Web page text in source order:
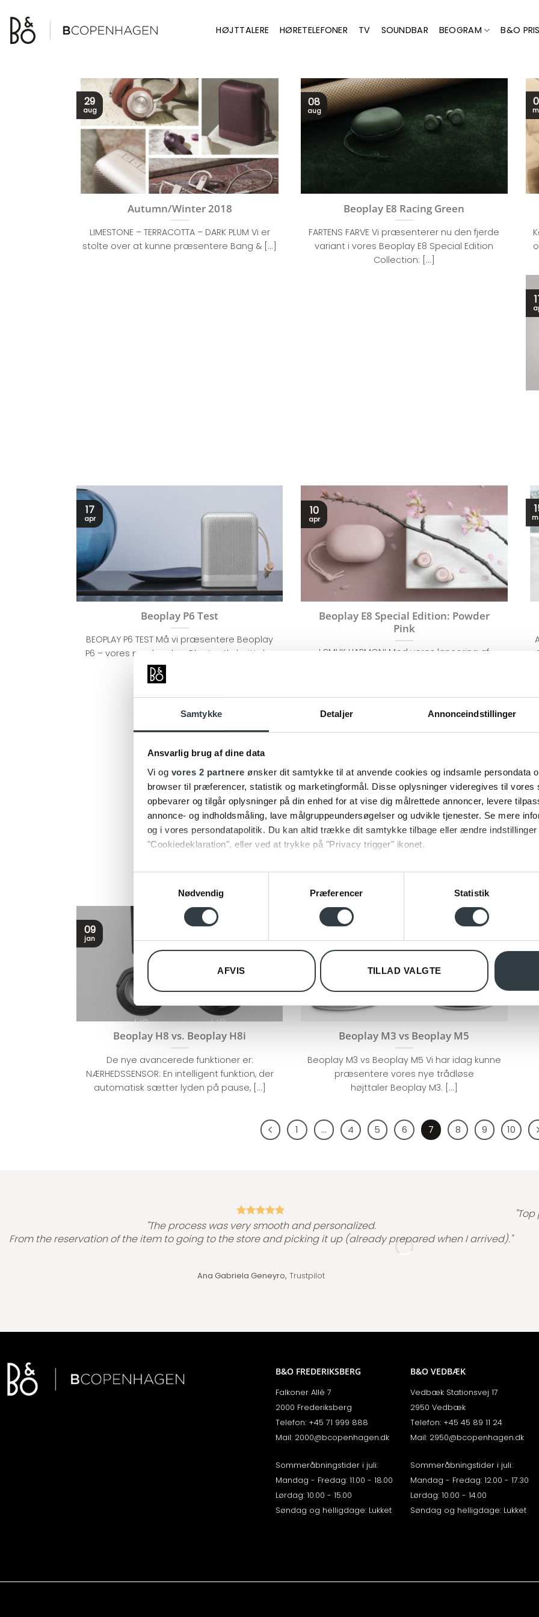
Samtykke Detaljer Annonceindstillinger
Ansvarlig brug af dine data
Vi og vores 2 partnere ønsker dit samtykke til at anvende cookies og indsamle persondata
browser til præferencer, statistik og marketingformål. Disse oplysninger videregives til vores
opbevarer og tilgår oplysninger på din enhed for at vise dig målrettede annoncer, levere
annonce- og indholdsmåling, lave målgruppeundersøgelser og udvikle tjenester. Se mere
og i vores persondatapolitik. Du kan altid trække dit samtykke tilbage eller ændre indstillinger
"Cookiedeklaration", eller ved at trykke på "Privacy trigger" ikonet.
Dine valg anvendes på hele websitet.
vores trafik. Vi deler også oplysninger om din brug af vores hjemmeside med vores partnere
Nødvendig
Præferencer Statistik
AFVIS TILLAD VALGTE
indhold
HØJTTALERE HØRETELEFONER TV SOUNDBAR BEOGRAM B&O
Autumn/Winter 2018
LIMESTONE – TERRACOTTA – DARK PLUM Vi er
stolte over at kunne præsentere Bang & [...]
29
aug
Beoplay E8 Racing Green
FARTENS FARVE Vi præsenterer nu den fjerde
variant i vores Beoplay E8 Special Edition
Collection: [...]
08
aug
Beoplay P6 Test
BEOPLAY P6 TEST Må vi præsentere Beoplay
P6 – vores nye, bærbar Bluetooth-højttaler
med stor og [...]
17
apr
Beoplay E8 Special Edition: Powder
Pink
I SMUK HARMONI Med vores lancering af
10
apr
Beoplay H8 vs. Beoplay H8i
De nye avancerede funktioner er:
NÆRHEDSSENSOR: En intelligent funktion, der
automatisk sætter lyden på pause, [...]
09
jan
Beoplay M3 vs Beoplay M5
Beoplay M3 vs Beoplay M5 Vi har idag kunne
præsentere vores nye trådløse
højttaler Beoplay M3. [...]
nov
1 … 4 5 6 7 8 9 10
"The process was very smooth and personalized.
From the reservation of the item to going to the store and picking it up (already prepared when I arrived)."
Ana Gabriela Geneyro, Trustpilot
B&O FREDERIKSBERG
Falkoner Allé 7
2000 Frederiksberg
Telefon: +45 71 999 888
Mail: 2000@bcopenhagen.dk
Sommeråbningstider i juli:
Mandag - Fredag: 11.00 - 18.00
Lørdag: 10.00 - 15.00
Søndag og helligdage: Lukket
B&O VEDBÆK
Vedbæk Stationsvej 17
2950 Vedbæk
Telefon: +45 45 89 11 24
Mail: 2950@bcopenhagen.dk
Sommeråbningstider i juli:
Mandag - Fredag: 12.00 - 17.30
Lørdag: 10.00 - 14.00
Søndag og helligdage: Lukket